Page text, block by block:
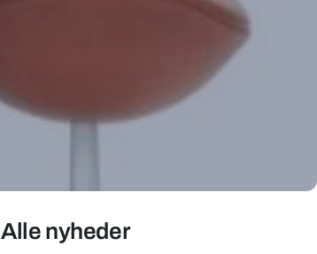
Alle nyheder